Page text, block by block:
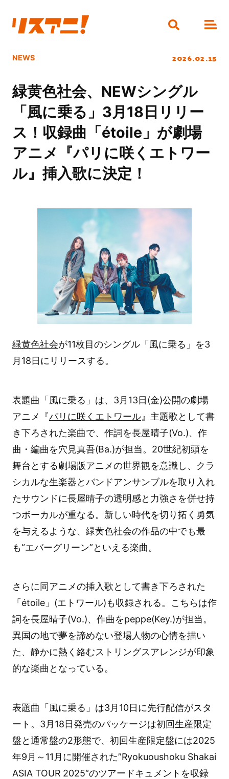
NEWS 2026.02.15
緑黄色社会、NEWシングル
「風に乗る」3月18日リリー
ス！収録曲「étoile」が劇場
アニメ『パリに咲くエトワー
ル』挿入歌に決定！
緑黄色社会が11枚目のシングル「風に乗る」を3
月18日にリリースする。
表題曲「風に乗る」は、3月13日(金)公開の劇場
アニメ『パリに咲くエトワール』主題歌として書
き下ろされた楽曲で、作詞を長屋晴子(Vo.)、作
曲・編曲を穴見真吾(Ba.)が担当。20世紀初頭を
舞台とする劇場版アニメの世界観を意識し、クラ
シカルな生楽器とバンドアンサンブルを取り入れ
たサウンドに長屋晴子の透明感と力強さを併せ持
つボーカルが重なる。新しい時代を切り拓く勇気
を与えるような、緑黄色社会の作品の中でも最
も“エバーグリーン”といえる楽曲。
さらに同アニメの挿入歌として書き下ろされた
「étoile」(エトワール)も収録される。こちらは作
詞を長屋晴子(Vo.)、作曲をpeppe(Key.)が担当。
異国の地で夢を諦めない登場人物の心情を描い
た、静かに熱く絡むストリングスアレンジが印象
的な楽曲となっている。
表題曲「風に乗る」は3月10日に先行配信がスタ
ート。3月18日発売のパッケージは初回生産限定
盤と通常盤の2形態で、初回生産限定盤には2025
年9月～11月に開催された”Ryokuoushoku Shakai
ASIA TOUR 2025“のツアードキュメントを収録